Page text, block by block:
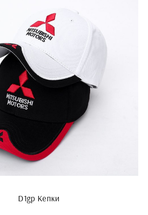
D1gp Кепки